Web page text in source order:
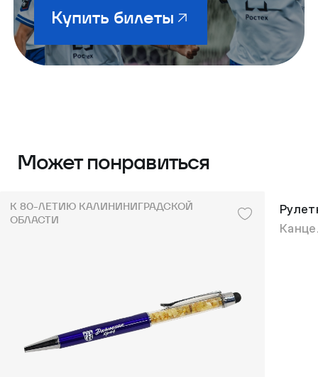
Купить билеты
Может понравиться
К 80-ЛЕТИЮ КАЛИНИНИГРАДСКОЙ
ОБЛАСТИ